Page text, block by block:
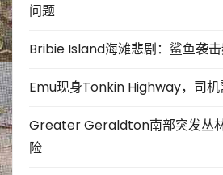
问题
Bribie Island海滩悲剧：鲨鱼袭
Emu现身Tonkin Highway，司机
Greater Geraldton南部突发丛
险